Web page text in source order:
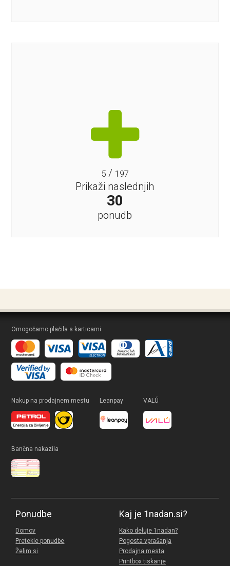
5/ 197
Prikaži naslednjih
30
ponudb
Omogočamo plačila s karticami
Nakup na prodajnem mestu Leanpay VALÚ
Bančna nakazila
Ponudbe
Domov
Pretekle ponudbe
Želim si
Kaj je 1nadan.si?
Kako deluje 1nadan?
Pogosta vprašanja
Prodajna mesta
Printbox tiskanje